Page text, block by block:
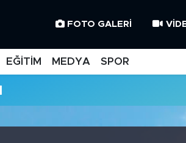
FOTO GALERI
EĞİTİM MEDYA SPOR